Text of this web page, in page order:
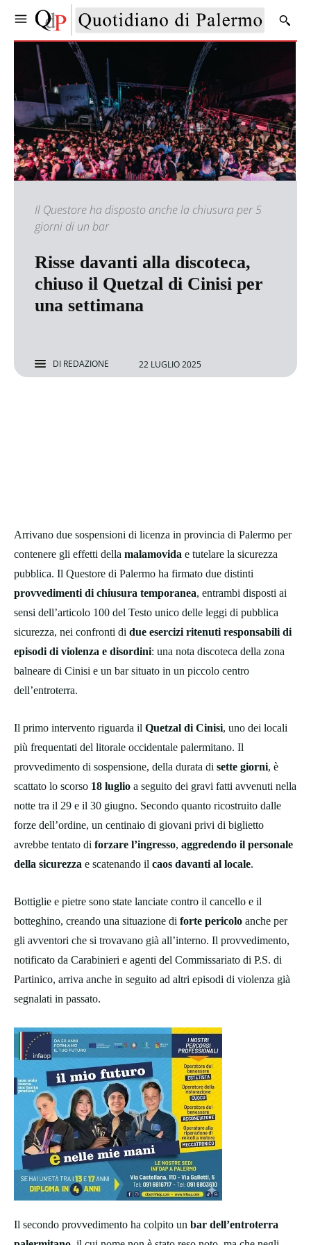
Il Questore ha disposto anche la chiusura per 5
giorni di un bar
Risse davanti alla discoteca,
chiuso il Quetzal di Cinisi per
una settimana
DI REDAZIONE 22 LUGLIO 2025
Arrivano due sospensioni di licenza in provincia di Palermo per
contenere gli effetti della malamovida e tutelare la sicurezza
pubblica. Il Questore di Palermo ha firmato due distinti
provvedimenti di chiusura temporanea, entrambi disposti ai
sensi dell’articolo 100 del Testo unico delle leggi di pubblica
sicurezza, nei confronti di due esercizi ritenuti responsabili di
episodi di violenza e disordini: una nota discoteca della zona
balneare di Cinisi e un bar situato in un piccolo centro
dell’entroterra.
Il primo intervento riguarda il Quetzal di Cinisi, uno dei locali
più frequentati del litorale occidentale palermitano. Il
provvedimento di sospensione, della durata di sette giorni, è
scattato lo scorso 18 luglio a seguito dei gravi fatti avvenuti nella
notte tra il 29 e il 30 giugno. Secondo quanto ricostruito dalle
forze dell’ordine, un centinaio di giovani privi di biglietto
avrebbe tentato di forzare l’ingresso, aggredendo il personale
della sicurezza e scatenando il caos davanti al locale.
Bottiglie e pietre sono state lanciate contro il cancello e il
botteghino, creando una situazione di forte pericolo anche per
gli avventori che si trovavano già all’interno. Il provvedimento,
notificato da Carabinieri e agenti del Commissariato di P.S. di
Partinico, arriva anche in seguito ad altri episodi di violenza già
segnalati in passato.
Il secondo provvedimento ha colpito un bar dell’entroterra